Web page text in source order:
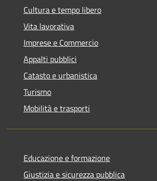
Cultura e tempo libero
Vita lavorativa
Imprese e Commercio
Appalti pubblici
Catasto e urbanistica
Turismo
Mobilità e trasporti
Educazione e formazione
Giustizia e sicurezza pubblica